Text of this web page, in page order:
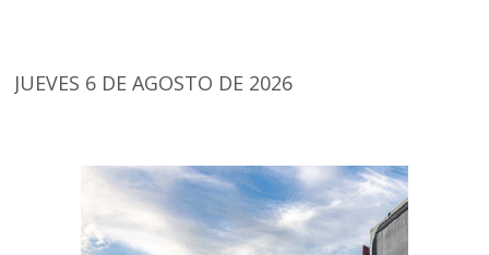
JUEVES 6 DE AGOSTO DE 2026